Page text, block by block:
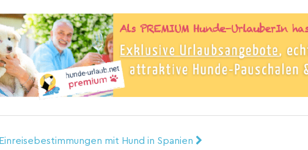
Einreisebestimmungen mit Hund in Spanien